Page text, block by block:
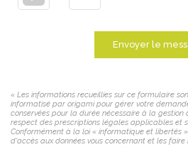
Envoyer le
« Les informations recueillies sur ce formulaire
informatisé par origami pour gérer votre
conservées pour la durée nécessaire à la
respect des prescriptions légales applicables et
Conformément à la loi « informatique et libertés
d'accès aux données vous concernant et les